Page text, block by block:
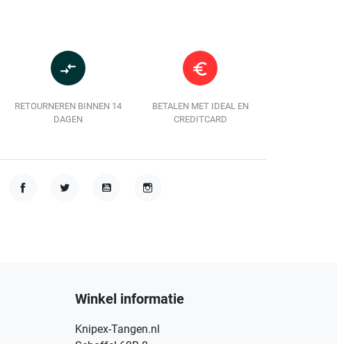
compare_arrows
RETOURNEREN BINNEN 14
DAGEN
euro_symbol
BETALEN MET IDEAL EN
CREDITCARD
Winkel informatie
Knipex-Tangen.nl